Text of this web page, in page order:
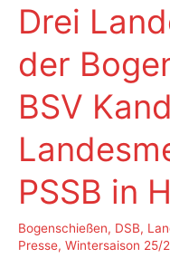
Drei
der
BSV
PSSB in
Bogenschießen, DSB,
Presse, Wintersaison 25/